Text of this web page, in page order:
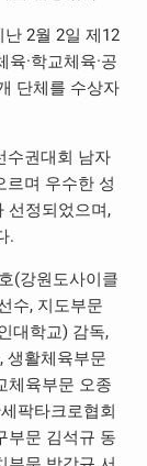
2월 2일 제12
육·학교체육·공
단체를 수상자
수권대회 남자
르며 우수한 성
선정되었으며,
.
(강원도사이클
수, 지도부문
대학교) 감독,
생활체육부문
체육부문 오종
팍타크로협회
부문 김석규 동